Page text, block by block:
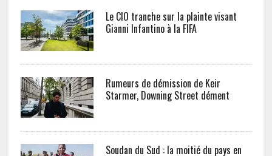
Le CIO tranche sur la plainte visant
Gianni Infantino à la FIFA
Rumeurs de démission de Keir
Starmer, Downing Street dément
Soudan du Sud : la moitié du pays en